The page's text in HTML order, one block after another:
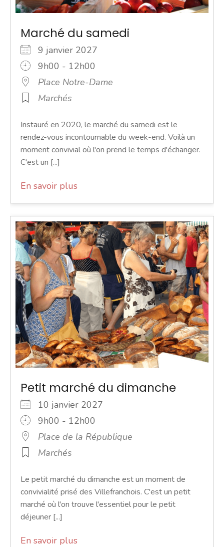
Marché du samedi
9 janvier 2027
9h00 - 12h00
Place Notre-Dame
Marchés
Instauré en 2020, le marché du samedi est le
rendez-vous incontournable du week-end. Voilà un
moment convivial où l'on prend le temps d'échanger.
C'est un [...]
En savoir plus
Petit marché du dimanche
10 janvier 2027
9h00 - 12h00
Place de la République
Marchés
Le petit marché du dimanche est un moment de
convivialité prisé des Villefranchois. C'est un petit
marché où l'on trouve l'essentiel pour le petit
déjeuner [...]
En savoir plus